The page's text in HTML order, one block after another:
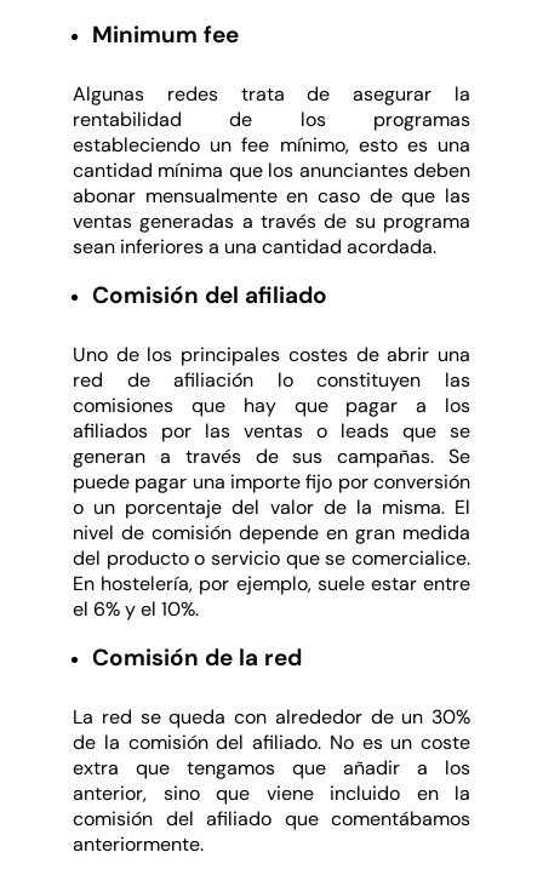
Minimum fee
Algunas redes trata de asegurar la
rentabilidad de los programas
estableciendo un fee mínimo, esto es una
cantidad mínima que los anunciantes deben
abonar mensualmente en caso de que las
ventas generadas a través de su programa
sean inferiores a una cantidad acordada.
Comisión del afiliado
Uno de los principales costes de abrir una
red de afiliación lo constituyen las
comisiones que hay que pagar a los
afiliados por las ventas o leads que se
generan a través de sus campañas. Se
puede pagar una importe fijo por conversión
o un porcentaje del valor de la misma. El
nivel de comisión depende en gran medida
del producto o servicio que se comercialice.
En hostelería, por ejemplo, suele estar entre
el 6% y el 10%.
Comisión de la red
La red se queda con alrededor de un 30%
de la comisión del afiliado. No es un coste
extra que tengamos que añadir a los
anterior, sino que viene incluido en la
comisión del afiliado que comentábamos
anteriormente.